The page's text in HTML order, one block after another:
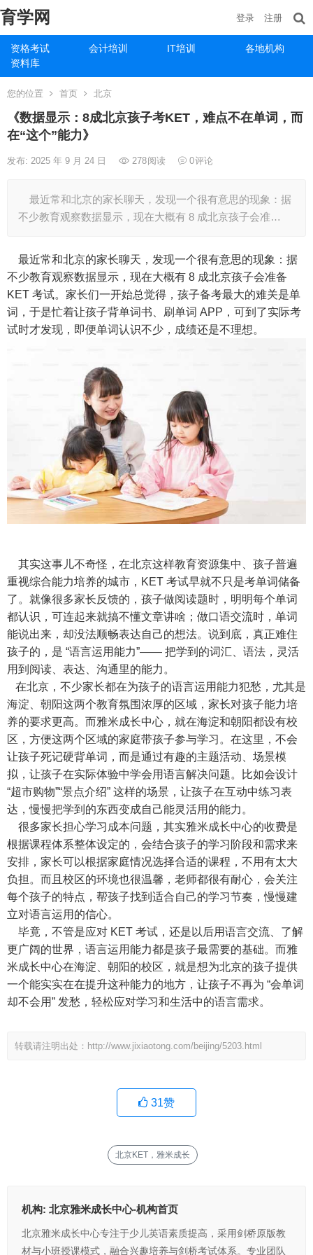
育学网
资格考试 会计培训 IT培训
各地机构
资料库
登录 注册
您的位置 首页 北京
《数据显示：8成北京孩子考KET，难点不在单词，而
在“这个”能力》
发布: 2025 年 9 月 24 日 278阅读 0评论
最近常和北京的家长聊天，发现一个很有意思的现象：据
不少教育观察数据显示，现在大概有 8 成北京孩子会准…
最近常和北京的家长聊天，发现一个很有意思的现象：据
不少教育观察数据显示，现在大概有 8 成北京孩子会准备
KET 考试。家长们一开始总觉得，孩子备考最大的难关是单
词，于是忙着让孩子背单词书、刷单词 APP，可到了实际考
试时才发现，即便单词认识不少，成绩还是不理想。
其实这事儿不奇怪，在北京这样教育资源集中、孩子普遍
重视综合能力培养的城市，KET 考试早就不只是考单词储备
了。就像很多家长反馈的，孩子做阅读题时，明明每个单词
都认识，可连起来就搞不懂文章讲啥；做口语交流时，单词
能说出来，却没法顺畅表达自己的想法。说到底，真正难住
孩子的，是 “语言运用能力”—— 把学到的词汇、语法，灵活
用到阅读、表达、沟通里的能力。
在北京，不少家长都在为孩子的语言运用能力犯愁，尤其是
海淀、朝阳这两个教育氛围浓厚的区域，家长对孩子能力培
养的要求更高。而雅米成长中心，就在海淀和朝阳都设有校
区，方便这两个区域的家庭带孩子参与学习。在这里，不会
让孩子死记硬背单词，而是通过有趣的主题活动、场景模
拟，让孩子在实际体验中学会用语言解决问题。比如会设计
“超市购物”“景点介绍” 这样的场景，让孩子在互动中练习表
达，慢慢把学到的东西变成自己能灵活用的能力。
很多家长担心学习成本问题，其实雅米成长中心的收费是
根据课程体系整体设定的，会结合孩子的学习阶段和需求来
安排，家长可以根据家庭情况选择合适的课程，不用有太大
负担。而且校区的环境也很温馨，老师都很有耐心，会关注
每个孩子的特点，帮孩子找到适合自己的学习节奏，慢慢建
立对语言运用的信心。
毕竟，不管是应对 KET 考试，还是以后用语言交流、了解
更广阔的世界，语言运用能力都是孩子最需要的基础。而雅
米成长中心在海淀、朝阳的校区，就是想为北京的孩子提供
一个能实实在在提升这种能力的地方，让孩子不再为 “会单词
却不会用” 发愁，轻松应对学习和生活中的语言需求。
转载请注明出处：http://www.jixiaotong.com/beijing/5203.html
31赞
北京KET，雅米成长
机构: 北京雅米成长中心-机构首页
北京雅米成长中心专注于少儿英语素质提高，采用剑桥原版教
材与小班授课模式，融合兴趣培养与剑桥考试体系。专业团队